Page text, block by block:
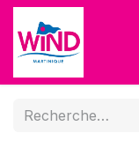
Se rendre au contenu